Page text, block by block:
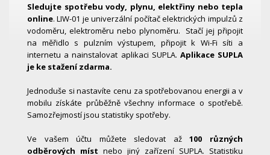
Sledujte spotřebu vody, plynu, elektřiny nebo tepla
online. LIW-01 je univerzální počítač elektrických impulzů z
vodoměru, elektroměru nebo plynoměru. Stačí jej připojit
na měřidlo s pulzním výstupem, připojit k Wi-Fi síti a
internetu a nainstalovat aplikaci SUPLA. Aplikace SUPLA
je ke stažení zdarma.
Jednoduše si nastavíte cenu za spotřebovanou energii a v
mobilu získáte průběžně všechny informace o spotřebě.
Samozřejmostí jsou statistiky spotřeby.
Ve vašem účtu můžete sledovat až100 různých
odběrových míst nebo jiný zařízení SUPLA. Statistiku